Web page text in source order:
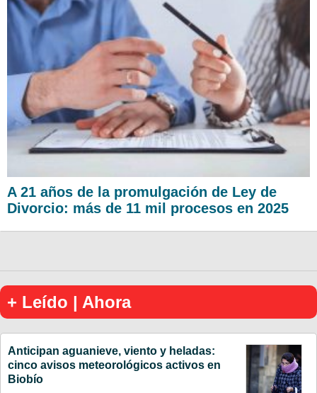
A 21 años de la promulgación de Ley de
Divorcio: más de 11 mil procesos en 2025
+ Leído | Ahora
Anticipan aguanieve, viento y heladas:
cinco avisos meteorológicos activos en
Biobío